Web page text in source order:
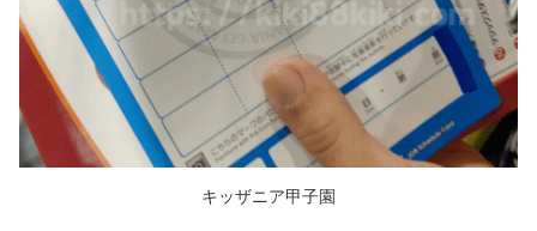
キッザニア甲子園